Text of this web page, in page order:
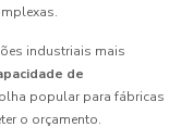
industriais mais
de
popular para fábricas
o orçamento.